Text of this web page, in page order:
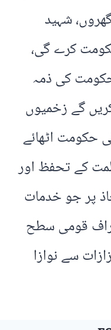
شہید
کرے گی،
کی ذمہ
گے زخمیوں
حکومت اٹھائے
کے تحفظ اور
پر جو خدمات
قومی سطح
سے نوازا